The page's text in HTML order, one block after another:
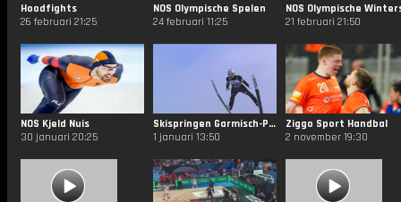
Hoodfights
26 februari 21:25
NOS Olympische Spelen
24 februari 11:25
21 februari 21:50
NOS Kjeld Nuis
30 januari 20:25
Skispringen Garmisch-Partenkirchen 2025
1 januari 13:50
Ziggo Sport Handbal
2 november 19:30